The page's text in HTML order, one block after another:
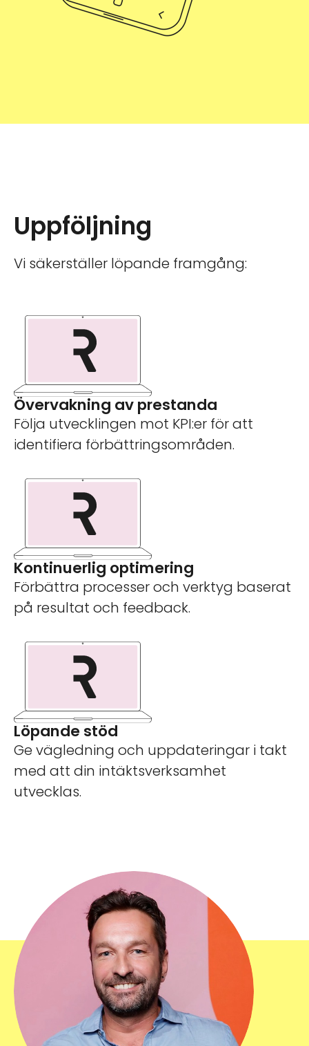
Uppföljning
Vi säkerställer löpande framgång:
Övervakning av prestanda
Följa utvecklingen mot KPI:er för att
identifiera förbättringsområden.
Kontinuerlig optimering
Förbättra processer och verktyg baserat
på resultat och feedback.
Löpande stöd
Ge vägledning och uppdateringar i takt
med att din intäktsverksamhet
utvecklas.